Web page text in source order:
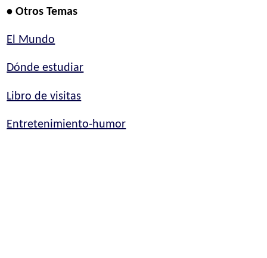
• Otros Temas
El Mundo
Dónde estudiar
Libro de visitas
Entretenimiento-humor